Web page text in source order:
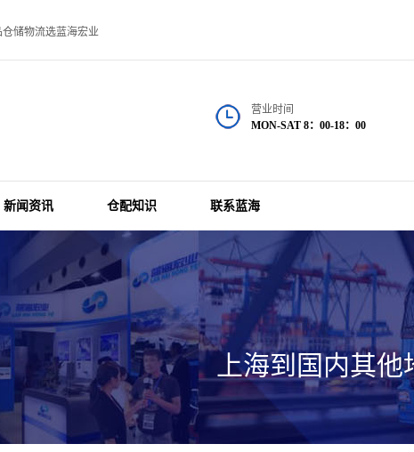
物流选蓝海宏业
营业时间
MON-SAT 8：00-18：00
新闻资讯 仓配知识 联系蓝海
上海到国内其